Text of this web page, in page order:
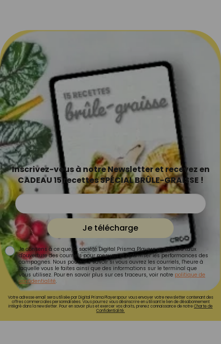
Inscrivez-vous à notre Newsletter et recevez en
CADEAU 15 recettes SPÉCIAL BRÛLE-GRAISSE !
Je télécharge
Je consens à ce que la société Digital Prisma Players analyse le taux
d'ouverture des courriels pour mesurer et optimiser les performances des
campagnes. Nous pourrons savoir si vous ouvrez les courriels, l'heure à
laquelle vous le faites ainsi que des informations sur le terminal que
vous utilisez. Pour en savoir plus sur ces traceurs, voir notre politique de
confidentialité.
Votre adresse email sera utilisée par Digital Prisma Playerspour vous envoyer votre newsletter contenant des
offres commerciales personnalisées. Vous pourrez vous désinscrire en utilisant le lien de désabonnement
intégré dans la newsletter. Pour en savoir plus et exercer vos droits, prenez connaissance de notreCharte de
Confidentialité.